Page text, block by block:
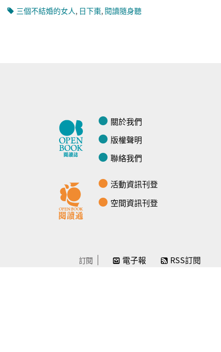
三個不結婚的女人, 日下棗, 閱讀隨身聽
關於我們
版權聲明
聯絡我們
活動資訊刊登
空間資訊刊登
訂閱 電子報 RSS訂閱